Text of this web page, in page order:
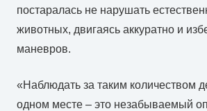
постаралась не нарушать
животных, двигаясь аккуратно и
маневров.
«Наблюдать за таким количеством
одном месте – это незабываемый